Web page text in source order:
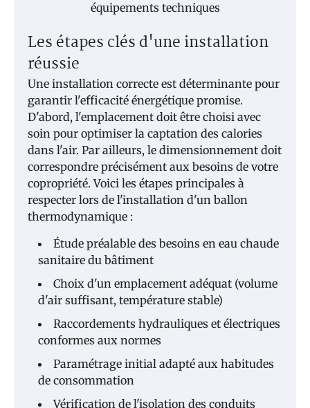
équipements techniques
Les étapes clés d'une installation
réussie
Une installation correcte est déterminante pour
garantir l'efficacité énergétique promise.
D'abord, l'emplacement doit être choisi avec
soin pour optimiser la captation des calories
dans l'air. Par ailleurs, le dimensionnement doit
correspondre précisément aux besoins de votre
copropriété. Voici les étapes principales à
respecter lors de l'installation d'un ballon
thermodynamique :
Étude préalable des besoins en eau chaude
sanitaire du bâtiment
Choix d'un emplacement adéquat (volume
d'air suffisant, température stable)
Raccordements hydrauliques et électriques
conformes aux normes
Paramétrage initial adapté aux habitudes
de consommation
Vérification de l'isolation des conduits